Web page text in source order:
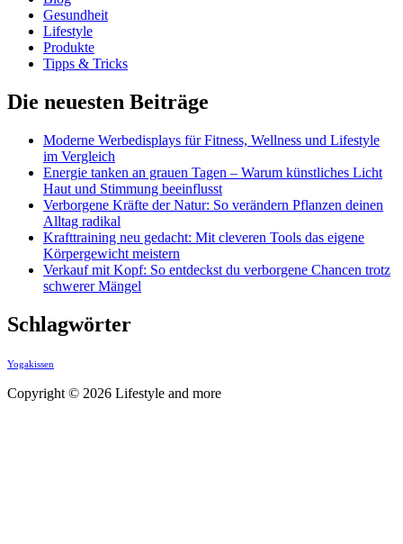
Gesundheit
Lifestyle
Produkte
Tipps & Tricks
Die neuesten Beiträge
Moderne Werbedisplays für Fitness, Wellness und Lifestyle
im Vergleich
Energie tanken an grauen Tagen – Warum künstliches Licht
Haut und Stimmung beeinflusst
Verborgene Kräfte der Natur: So verändern Pflanzen deinen
Alltag radikal
Krafttraining neu gedacht: Mit cleveren Tools das eigene
Körpergewicht meistern
Verkauf mit Kopf: So entdeckst du verborgene Chancen trotz
schwerer Mängel
Schlagwörter
Yogakissen
Copyright © 2026 Lifestyle and more